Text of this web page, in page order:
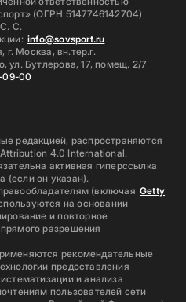
(ОГРН 5147746142704)
С. С.
info@sovsport.ru
г. Москва, вн.тер.г.
ул. Бутлерова, 17, помещ. 2/7
09-00
редакцией, распространяются
4.0 International.
активная гиперссылка
(если он указан).
(включая Getty
на основании
и повторное
разрешения
рекомендательные
предоставления
и анализа
пользователей сети